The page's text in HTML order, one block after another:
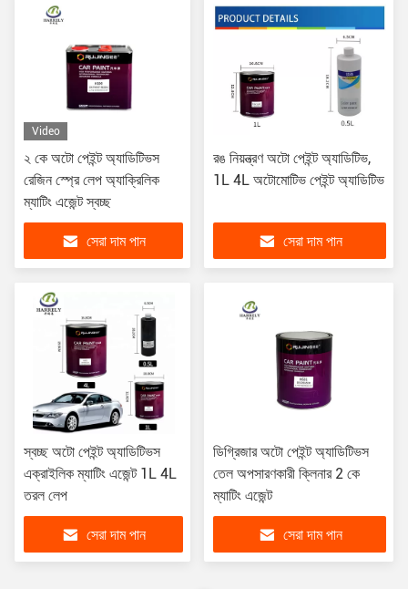
Video
২ কে অটো পেইন্ট অ্যাডিটিভস
রেজিন স্প্রে লেপ অ্যাক্রিলিক
ম্যাটিং এজেন্ট স্বচ্ছ
সেরা দাম পান
রঙ নিয়ন্ত্রণ অটো পেইন্ট অ্যাডিটিভ,
1L 4L অটোমোটিভ পেইন্ট অ্যাডিটিভ
সেরা দাম পান
স্বচ্ছ অটো পেইন্ট অ্যাডিটিভস
এক্রাইলিক ম্যাটিং এজেন্ট 1L 4L
তরল লেপ
সেরা দাম পান
ডিগ্রিজার অটো পেইন্ট অ্যাডিটিভস
তেল অপসারণকারী ক্লিনার 2 কে
ম্যাটিং এজেন্ট
সেরা দাম পান